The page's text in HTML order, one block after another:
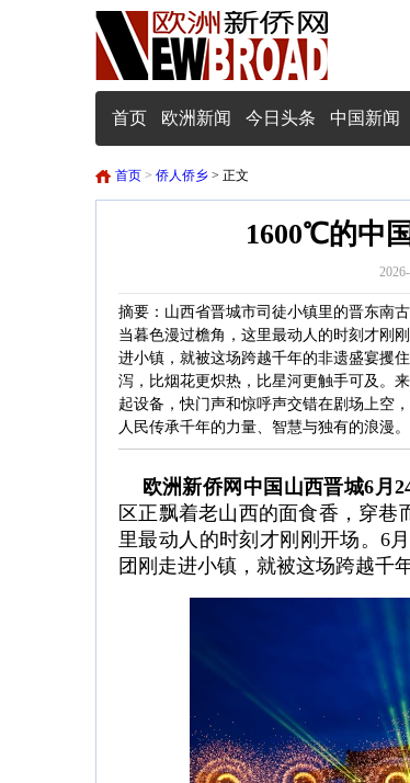
首页 欧洲新闻 今日头条 中国新闻
首页 > 侨人侨乡 > 正文
1600℃的中
摘要：山西省晋城市司徒小镇里的晋东南
当暮色漫过檐角，这里最动人的时刻才刚
进小镇，就被这场跨越千年的非遗盛宴攫
泻，比烟花更炽热，比星河更触手可及。
起设备，快门声和惊呼声交错在剧场上空
人民传承千年的力量、智慧与独有的浪漫。
欧洲新侨网中国山西晋城6月
区正飘着老山西的面食香，穿
里最动人的时刻才刚刚开场。6
团刚走进小镇，就被这场跨越千